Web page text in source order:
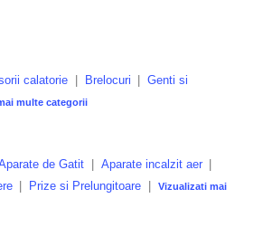
calatorie Brelocuri
Genti si
multe categorii
de Gatit Aparate incalzit aer
Prize si Prelungitoare
Vizualizati mai